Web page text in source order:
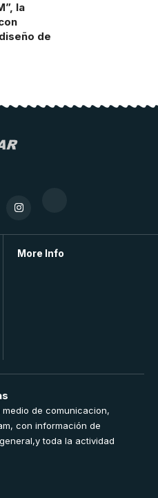
la
de
More Info
de comunicacion,
con información de
toda la actividad